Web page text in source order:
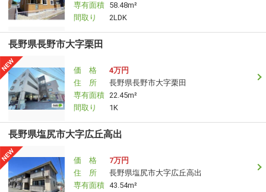
専有面積 58.48m²
間取り
2LDK
長野県長野市大字栗田
価 格
4万円
住 所
長野県長野市大字栗田
専有面積 22.45m²
間取り
1K
長野県塩尻市大字広丘高出
価 格
7万円
住 所
長野県塩尻市大字広丘高出
専有面積 43.54m²